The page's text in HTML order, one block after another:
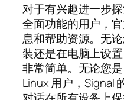
对于有兴趣进一步
全面功能的用户，
息和帮助资源。无
装还是在电脑上设
非常简单。无论您
Linux 用户，Signal